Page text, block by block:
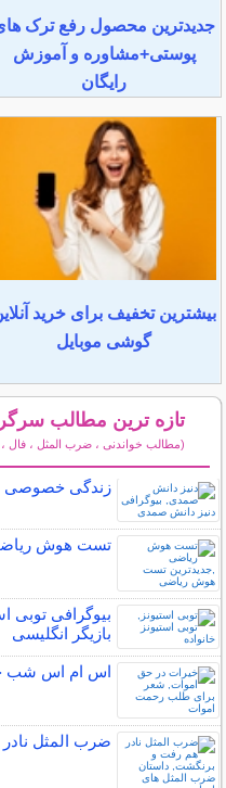
جدیدترین محصول رفع ترک
پوستی+مشاوره و آموزش
رایگان
بیشترین تخفیف برای خرید
گوشی موبایل
تازه ترین مطالب
(مطالب خواندنی ، ضرب المثل ،
زندگی خصوصی
تست هوش
بیوگرافی توبی
بازیگر انگلیسی
اس ام اس شب
ضرب المثل